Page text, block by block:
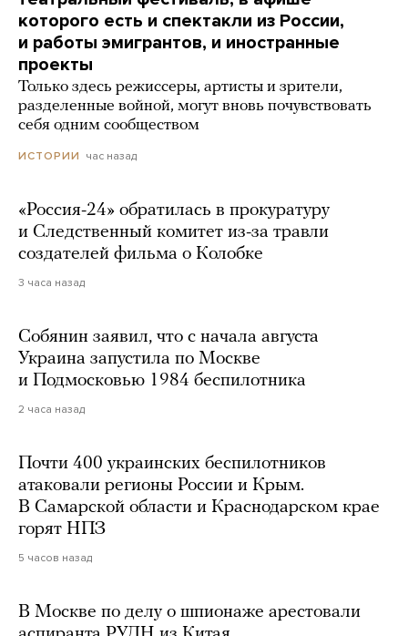
которого есть и спектакли из России,
и работы эмигрантов, и иностранные
проекты
Только здесь режиссеры, артисты и зрители,
разделенные войной, могут вновь почувствовать
себя одним сообществом
ИСТОРИИ час назад
«Россия-24» обратилась в прокуратуру
и Следственный комитет из-за травли
создателей фильма о Колобке
3 часа назад
Собянин заявил, что с начала августа
Украина запустила по Москве
и Подмосковью 1984 беспилотника
2 часа назад
Почти 400 украинских беспилотников
атаковали регионы России и Крым.
В Самарской области и Краснодарском крае
горят НПЗ
5 часов назад
В Москве по делу о шпионаже арестовали